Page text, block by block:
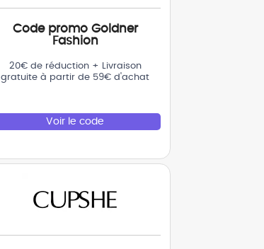
Code promo Goldner
Fashion
20€ de réduction + Livraison
gratuite à partir de 59€ d'achat
Voir le code